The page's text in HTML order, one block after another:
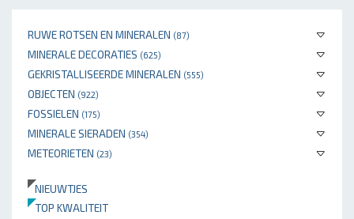
RUWE ROTSEN EN MINERALEN (87)
MINERALE DECORATIES (625)
GEKRISTALLISEERDE MINERALEN (555)
OBJECTEN (922)
FOSSIELEN (175)
MINERALE SIERADEN (354)
METEORIETEN (23)
NIEUWTJES
TOP KWALITEIT